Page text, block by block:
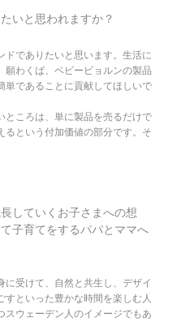
いと思われますか？
ドでありたいと思います。生活に
願わくば、ベビービョルンの製品
単であることに貢献してほしいで
ところは、単に製品を売るだけで
るという付加価値の部分です。そ
していくお子さまへの想
子育てをするパパとママへ
に受けて、自然と共生し、デザイ
すといった豊かな時間を楽しむ人
スウェーデン人のイメージでもあ